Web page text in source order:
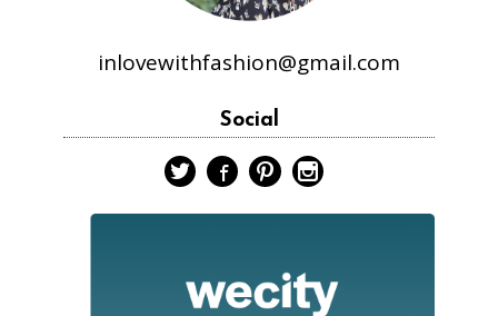
inlovewithfashion@gmail.com
Social